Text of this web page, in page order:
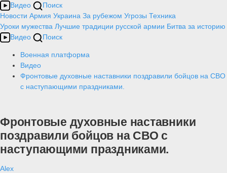
Видео
Поиск
Новости Армия Украина За рубежом Угрозы Техника
Уроки мужества Лучшие традиции русской армии Битва за историю
Видео
Поиск
Военная платформа
Видео
Фронтовые духовные наставники поздравили бойцов на СВО
с наступающими праздниками.
Фронтовые духовные наставники
поздравили бойцов на СВО с
наступающими праздниками.
Alex